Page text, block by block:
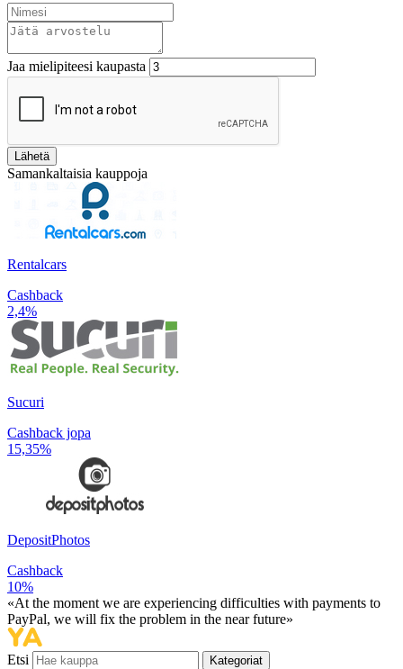
Jaa mielipiteesi kaupasta
Lähetä
Samankaltaisia kauppoja
Rentalcars
Cashback
2,4%
Sucuri
Cashback jopa
15,35%
DepositPhotos
Cashback
10%
«At the moment we are experiencing difficulties with payments to
PayPal, we will fix the problem in the near future»
Etsi Kategoriat